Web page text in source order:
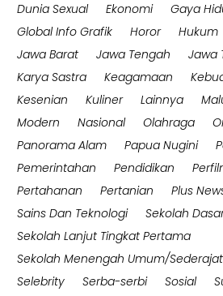
Dunia Sexual
Ekonomi
Gaya
Global Info Grafik
Horor Hukum
Jawa Barat
Jawa Tengah Jawa
Karya Sastra
Keagamaan
Kesenian
Kuliner Lainnya
Modern
Nasional Olahraga
Panorama Alam
Papua Nugini
Pemerintahan
Pendidikan
Pertahanan
Pertanian Plus
Sains Dan Teknologi
Sekolah
Sekolah Lanjut Tingkat Pertama
Sekolah Menengah Umum/Sederajat
Selebrity
Serba-serbi Sosial